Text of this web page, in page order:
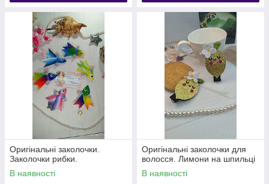
Оригінальні заколочки.
Заколочки рибки.
В наявності
Оригінальні заколочки для
волосся. Лимони на шпильці
В наявності